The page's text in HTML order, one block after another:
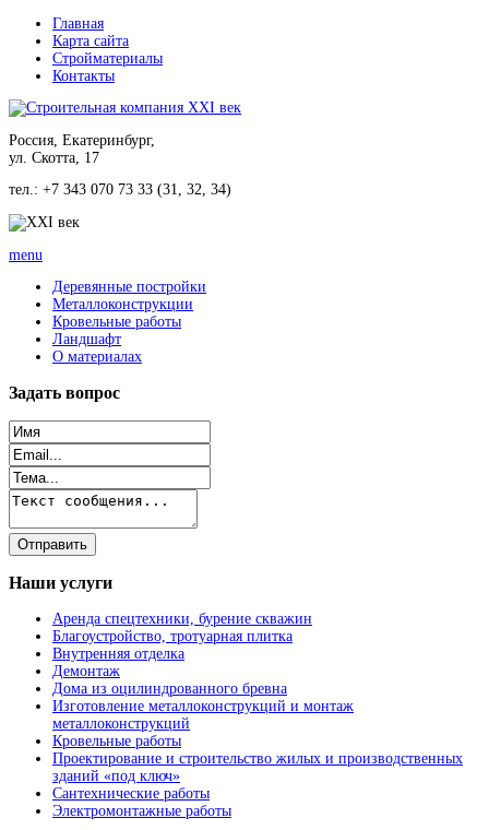
Главная
Карта сайта
Стройматериалы
Контакты
Россия, Екатеринбург,
ул. Скотта, 17
тел.: +7 343 070 73 33 (31, 32, 34)
menu
Деревянные постройки
Металлоконструкции
Кровельные работы
Ландшафт
О материалах
Задать вопрос
Наши услуги
Аренда спецтехники, бурение скважин
Благоустройство, тротуарная плитка
Внутренняя отделка
Демонтаж
Дома из оцилиндрованного бревна
Изготовление металлоконструкций и монтаж
металлоконструкций
Кровельные работы
Проектирование и строительство жилых и производственных
зданий «под ключ»
Сантехнические работы
Электромонтажные работы